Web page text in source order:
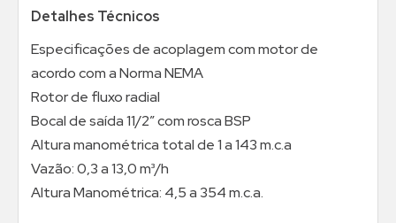
Detalhes Técnicos
Especificações de acoplagem com motor de
acordo com a Norma NEMA
Rotor de fluxo radial
Bocal de saída 11/2” com rosca BSP
Altura manométrica total de 1 a 143 m.c.a
Vazão: 0,3 a 13,0 m³/h
Altura Manométrica: 4,5 a 354 m.c.a.